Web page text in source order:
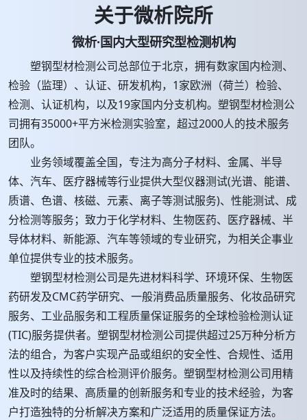
关于微析院所
微析·国内大型研究型检测机构
塑钢型材检测公司总部位于北京，拥有数家国内检测、
检验（监理）、认证、研发机构，1家欧洲（荷兰）检验、
检测、认证机构，以及19家国内分支机构。塑钢型材检测公
司拥有35000+平方米检测实验室，超过2000人的技术服务
团队。
业务领域覆盖全国，专注为高分子材料、金属、半导
体、汽车、医疗器械等行业提供大型仪器测试(光谱、能谱、
质谱、色谱、核磁、元素、离子等测试服务)、性能测试、成
分检测等服务；致力于化学材料、生物医药、医疗器械、半
导体材料、新能源、汽车等领域的专业研究，为相关企事业
单位提供专业的技术服务。
塑钢型材检测公司是先进材料科学、环境环保、生物医
药研发及CMC药学研究、一般消费品质量服务、化妆品研究
服务、工业品服务和工程质量保证服务的全球检验检测认证
(TIC)服务提供者。塑钢型材检测公司提供超过25万种分析方
法的组合，为客户实现产品或组织的安全性、合规性、适用
性以及持续性的综合检测评价服务。塑钢型材检测公司用精
准及时的结果、高质量的创新服务和专业的技术经验，为客
户打造独特的分析解决方案和广泛适用的质量保证方法。